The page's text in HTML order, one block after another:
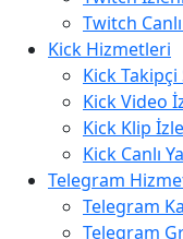
Twitch
Kick Hizmetleri
Kick Takipçi
Kick Video
Kick Klip
Kick Canlı
Telegram
Telegram
Telegram